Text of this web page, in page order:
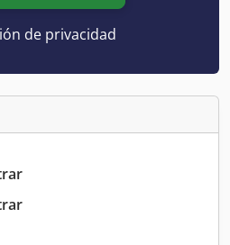
de privacidad